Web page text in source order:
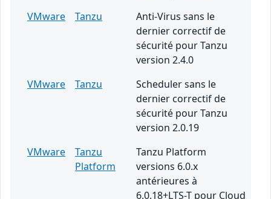
VMware
Tanzu
Anti-Virus sans le
dernier correctif de
sécurité pour Tanzu
version 2.4.0
VMware
Tanzu
Scheduler sans le
dernier correctif de
sécurité pour Tanzu
version 2.0.19
VMware
Tanzu
Platform
Tanzu Platform
versions 6.0.x
antérieures à
6.0.18+LTS-T pour Cloud